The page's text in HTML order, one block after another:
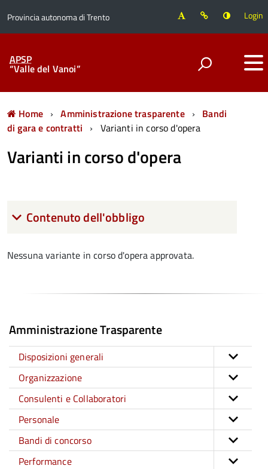
Provincia autonoma di Trento Login
APSP
“Valle del Vanoi”
Home Amministrazione trasparente
Bandi
di gara e contratti
Varianti in corso d'opera
Varianti in corso d'opera
Contenuto dell'obbligo
Nessuna variante in corso d'opera approvata.
Amministrazione Trasparente
Disposizioni generali
Organizzazione
Consulenti e Collaboratori
Personale
Bandi di concorso
Performance